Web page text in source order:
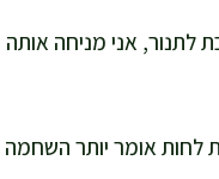
מתכת לתנור, אני מניחה אותה
לחות אומר יותר השחמה